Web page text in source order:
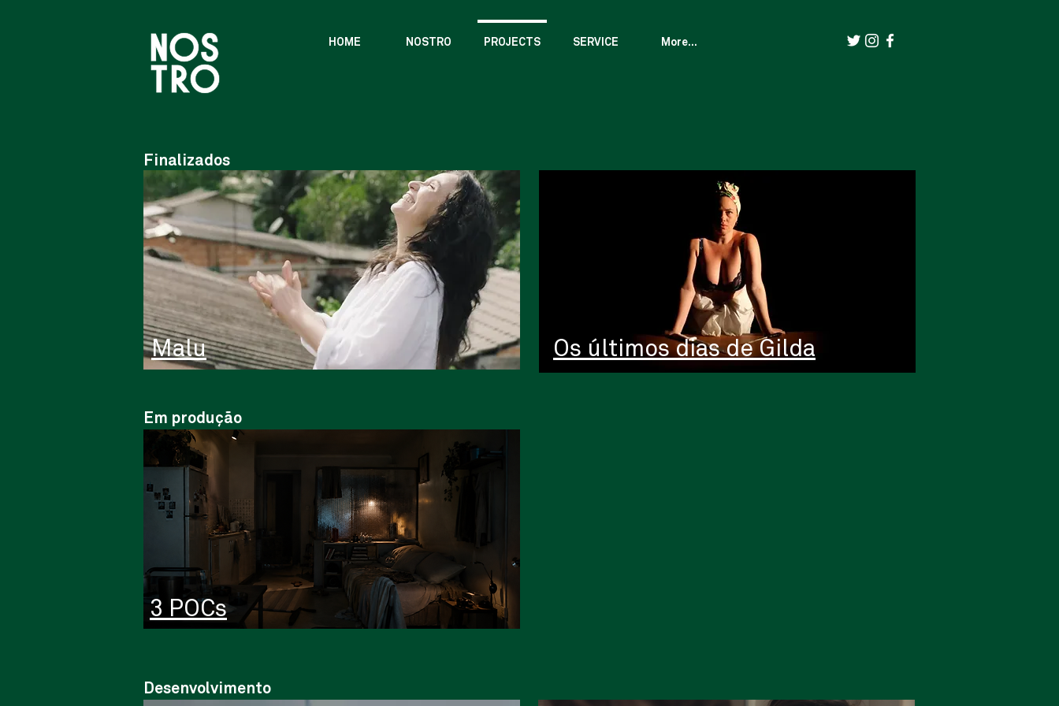
HOME NOSTRO PROJECTS SERVICE More...
Malu Os últimos dias de Gilda
Finalizados
Em produção
3 POCs
Desenvolvimento